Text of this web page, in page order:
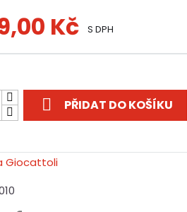
Kč S DPH
 PŘIDAT DO KOŠÍKU